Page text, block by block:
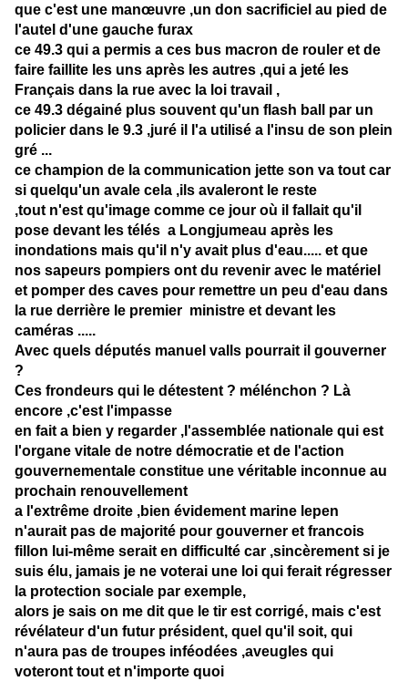
que c'est une manœuvre ,un don sacrificiel au pied de
l'autel d'une gauche furax
ce 49.3 qui a permis a ces bus macron de rouler et de
faire faillite les uns après les autres ,qui a jeté les
Français dans la rue avec la loi travail ,
ce 49.3 dégainé plus souvent qu'un flash ball par un
policier dans le 9.3 ,juré il l'a utilisé a l'insu de son plein
gré ...
ce champion de la communication jette son va tout car
si quelqu'un avale cela ,ils avaleront le reste
,tout n'est qu'image comme ce jour où il fallait qu'il
pose devant les télés a Longjumeau après les
inondations mais qu'il n'y avait plus d'eau..... et que
nos sapeurs pompiers ont du revenir avec le matériel
et pomper des caves pour remettre un peu d'eau dans
la rue derrière le premier ministre et devant les
caméras .....
Avec quels députés manuel valls pourrait il gouverner
?
Ces frondeurs qui le détestent ? mélénchon ? Là
encore ,c'est l'impasse
en fait a bien y regarder ,l'assemblée nationale qui est
l'organe vitale de notre démocratie et de l'action
gouvernementale constitue une véritable inconnue au
prochain renouvellement
a l'extrême droite ,bien évidement marine lepen
n'aurait pas de majorité pour gouverner et francois
fillon lui-même serait en difficulté car ,sincèrement si je
suis élu, jamais je ne voterai une loi qui ferait régresser
la protection sociale par exemple,
alors je sais on me dit que le tir est corrigé, mais c'est
révélateur d'un futur président, quel qu'il soit, qui
n'aura pas de troupes inféodées ,aveugles qui
voteront tout et n'importe quoi